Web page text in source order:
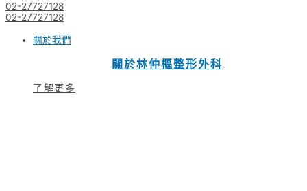
02-27727128
02-27727128
關於我們
關於林仲樞整形外科
了解更多